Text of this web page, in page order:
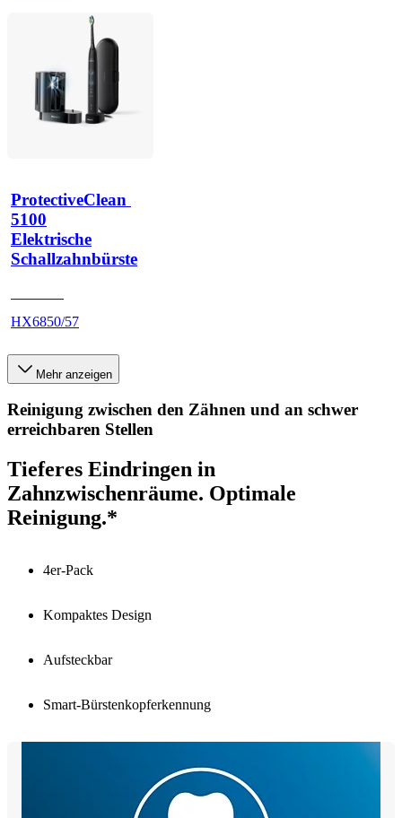
ProtectiveClean
5100
Elektrische
Schallzahnbürste
HX6850/57
Mehr anzeigen
Reinigung zwischen den Zähnen und an schwer
erreichbaren Stellen
Tieferes Eindringen in
Zahnzwischenräume. Optimale
Reinigung.*
4er-Pack
Kompaktes Design
Aufsteckbar
Smart-Bürstenkopferkennung